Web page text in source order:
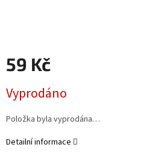
59 Kč
cena:
Vyprodáno
Položka byla vyprodána…
Detailní informace